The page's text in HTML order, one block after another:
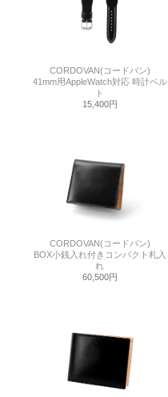
CORDOVAN(コードバン)
41mm用AppleWatch対応 時計ベル
ト
15,400円
CORDOVAN(コードバン)
BOX小銭入れ付きコンパクト札入
れ
60,500円